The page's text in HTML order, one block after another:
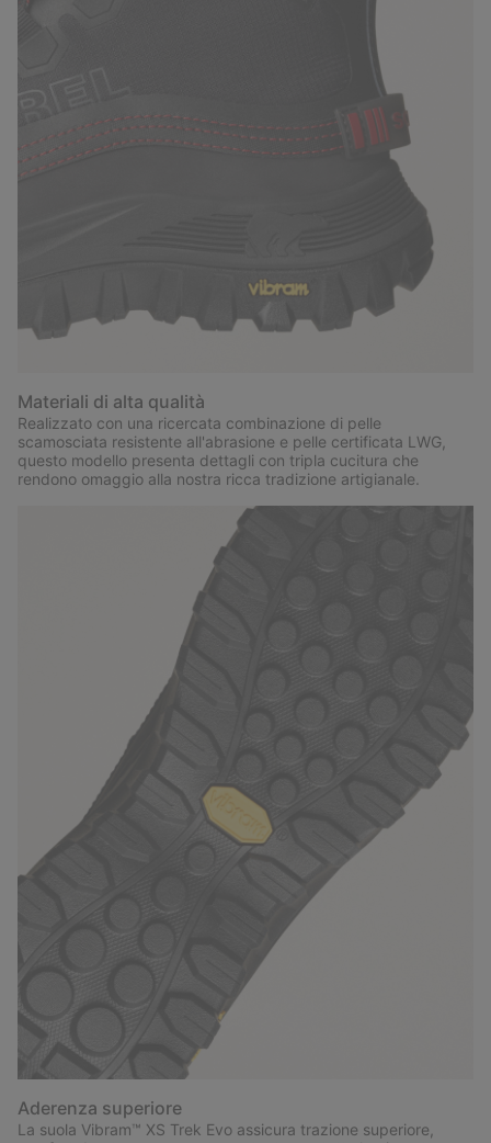
Materiali di alta qualità
Realizzato con una ricercata combinazione di pelle
scamosciata resistente all'abrasione e pelle certificata LWG,
questo modello presenta dettagli con tripla cucitura che
rendono omaggio alla nostra ricca tradizione artigianale.
Aderenza superiore
La suola Vibram™ XS Trek Evo assicura trazione superiore,